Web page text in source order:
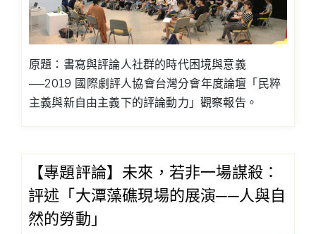
原題：書寫與評論人社群的時代困境與意義
──2019 國際劇評人協會台灣分會年度論壇「民粹
主義與新自由主義下的評論動力」觀察報告。
【專題評論】未來，若非一場謀殺：
評述「大潭藻礁現場的展演──人與自
然的勞動」